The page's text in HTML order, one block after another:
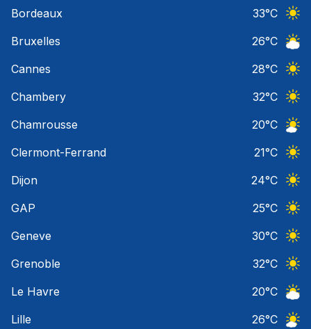
Bordeaux
33°C
Bruxelles
26°C
Cannes
28°C
Chambery
32°C
Chamrousse
20°C
Clermont-Ferrand
21°C
Dijon
24°C
GAP
25°C
Geneve
30°C
Grenoble
32°C
Le Havre
20°C
Lille
26°C